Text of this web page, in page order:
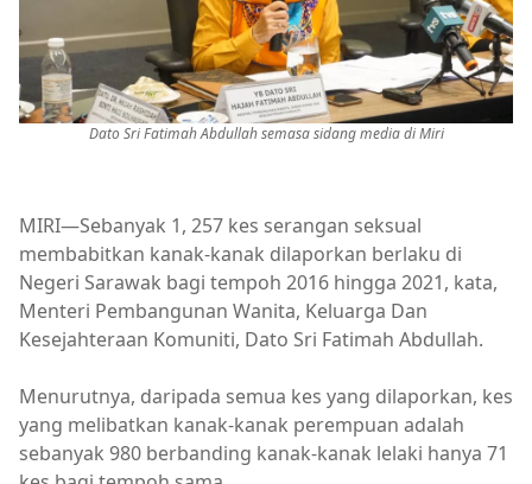
Dato Sri Fatimah Abdullah semasa sidang media di Miri
MIRI—Sebanyak 1, 257 kes serangan seksual
membabitkan kanak-kanak dilaporkan berlaku di
Negeri Sarawak bagi tempoh 2016 hingga 2021, kata,
Menteri Pembangunan Wanita, Keluarga Dan
Kesejahteraan Komuniti, Dato Sri Fatimah Abdullah.
Menurutnya, daripada semua kes yang dilaporkan, kes
yang melibatkan kanak-kanak perempuan adalah
sebanyak 980 berbanding kanak-kanak lelaki hanya 71